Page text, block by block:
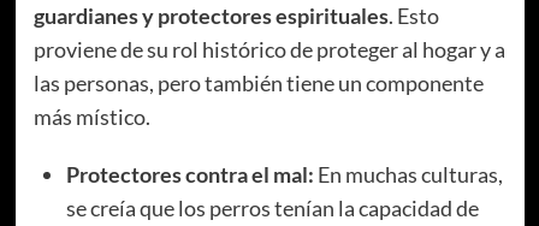
guardianes y protectores espirituales. Esto
proviene de su rol histórico de proteger al hogar y a
las personas, pero también tiene un componente
más místico.
Protectores contra el mal: En muchas culturas,
se creía que los perros tenían la capacidad de